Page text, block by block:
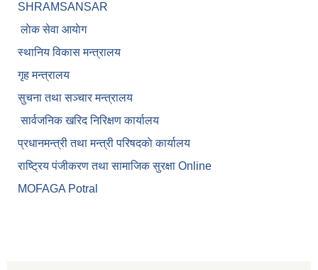
SHRAMSANSAR
लाेक सेवा आयाेग
स्थानिय विकास मन्त्रालय
गृह मन्त्रालय
सुचना तथा सञ्चार मन्त्रालय
सार्वजनिक खरिद निरिक्षण कार्यालय
प्रधानमन्त्री तथा मन्त्री परिषदकाे कार्यालय
राष्ट्रिय पंजीकरण तथा सामाजिक सुरक्षा Online
MOFAGA Potral